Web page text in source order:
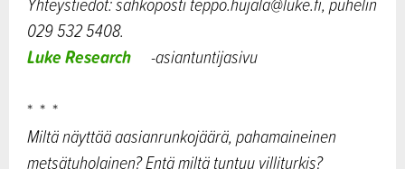
029 532 5408.
Luke Research -asiantuntijasivu
* * *
Miltä näyttää aasianrunkojäärä, pahamaineinen
metsätuholainen? Entä miltä tuntuu villiturkis?